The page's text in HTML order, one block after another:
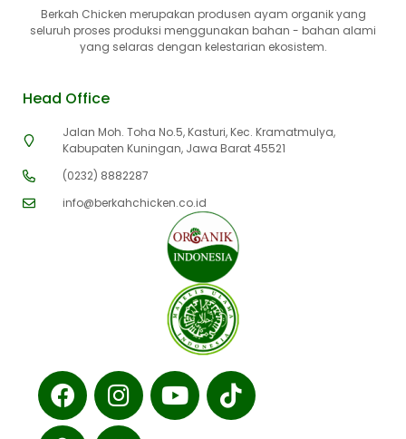
Berkah Chicken merupakan produsen ayam organik yang
seluruh proses produksi menggunakan bahan - bahan alami
yang selaras dengan kelestarian ekosistem.
Head Office
Jalan Moh. Toha No.5, Kasturi, Kec. Kramatmulya,
Kabupaten Kuningan, Jawa Barat 45521
(0232) 8882287
info@berkahchicken.co.id